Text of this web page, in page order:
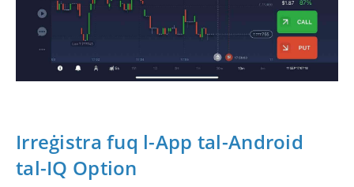
Irreġistra fuq l-App tal-Android
tal-IQ Option